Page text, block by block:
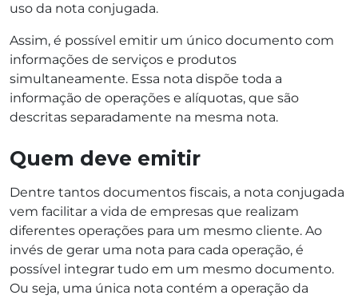
uso da nota conjugada.
Assim, é possível emitir um único documento com
informações de serviços e produtos
simultaneamente. Essa nota dispõe toda a
informação de operações e alíquotas, que são
descritas separadamente na mesma nota.
Quem deve emitir
Dentre tantos documentos fiscais, a nota conjugada
vem facilitar a vida de empresas que realizam
diferentes operações para um mesmo cliente. Ao
invés de gerar uma nota para cada operação, é
possível integrar tudo em um mesmo documento.
Ou seja, uma única nota contém a operação da